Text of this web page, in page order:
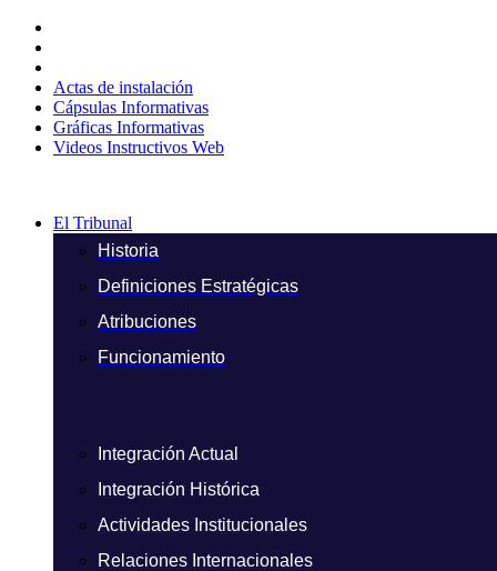
contenido
Actas de instalación
Cápsulas Informativas
Gráficas Informativas
Videos Instructivos Web
El Tribunal
Historia
Definiciones Estratégicas
Atribuciones
Funcionamiento
Integración Actual
Integración Histórica
Actividades Institucionales
Relaciones Internacionales